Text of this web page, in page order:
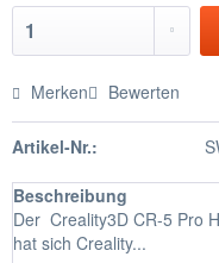
Merken Bewerten
Artikel-Nr.:
Beschreibung
Der Creality3D CR-5 Pro
hat sich Creality...